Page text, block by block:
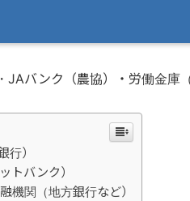
JAバンク（農協）・労働金庫
）
トバンク）
機関（地方銀行など）